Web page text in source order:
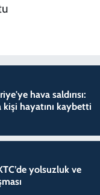
hava saldırısı:
hayatını kaybetti
yolsuzluk ve